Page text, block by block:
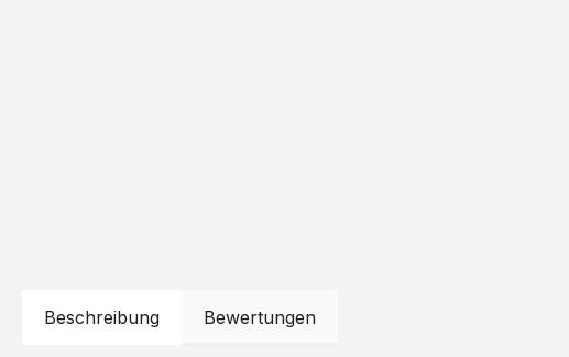
Beschreibung Bewertungen